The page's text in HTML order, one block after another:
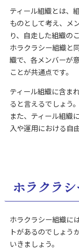
ティール組織とは、
ものとして考え、メ
り、自走した組織の
ホラクラシー組織と
織で、各メンバーが
ことが共通点です。
ティール組織に含ま
ると言えるでしょう。
また、ティール組織
入や運用における自
ホラクラ
ホラクラシー組織に
トがあるのでしょう
いきましょう。